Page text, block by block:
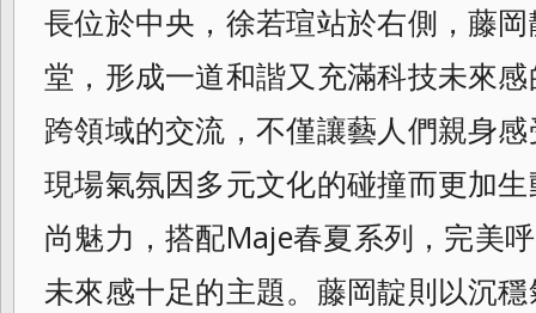
長位於中央，徐若瑄站於右側，藤
堂，形成一道和諧又充滿科技未來
跨領域的交流，不僅讓藝人們親身
現場氣氛因多元文化的碰撞而更加
尚魅力，搭配Maje春夏系列，完美
未來感十足的主題。藤岡靛則以沉